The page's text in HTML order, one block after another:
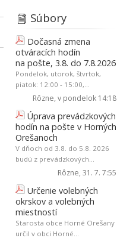
Súbory
Dočasná zmena
otváracích hodín
na pošte, 3.8. do 7.8.2026
Pondelok, utorok, štvrtok,
piatok: 12:00 - 15:00,...
Rôzne, v pondelok 14:18
Úprava prevádzkových
hodín na pošte v Horných
Orešanoch
V dňoch od 3.8. do 5.8. 2026
budú z prevádzkových...
Rôzne, 31. 7. 7:55
Určenie volebných
okrskov a volebných
miestností
Starosta obce Horné Orešany
určil v obci Horné...